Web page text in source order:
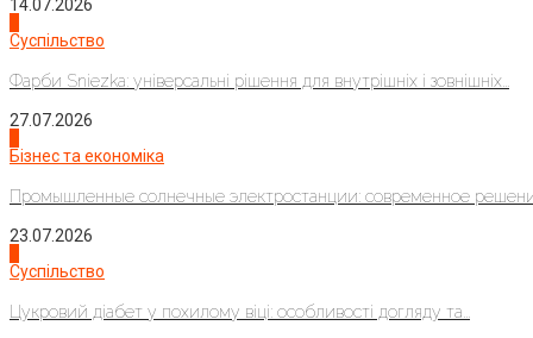
14.07.2026
Суспільство
Фарби Sniezka: універсальні рішення для внутрішніх і зовнішніх...
27.07.2026
Бізнес та економіка
Промышленные солнечные электростанции: современное
23.07.2026
Суспільство
Цукровий діабет у похилому віці: особливості догляду та...